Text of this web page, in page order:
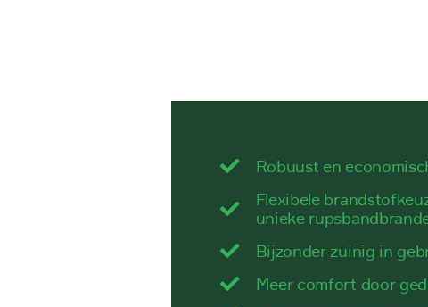
Robuust en
Flexibele
unieke
Bijzonder zuinig in
Meer comfort door